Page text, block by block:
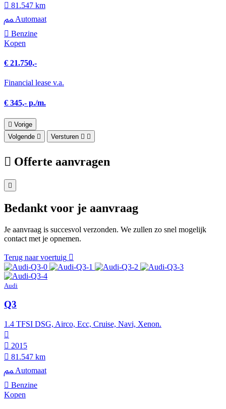
81.547 km
Automaat
Benzine
Kopen
€ 21.750,-
Financial lease v.a.
€ 345,- p./m.
Vorige
Volgende
Versturen
Offerte aanvragen
Bedankt voor je aanvraag
Je aanvraag is succesvol verzonden. We zullen zo snel mogelijk
contact met je opnemen.
Terug naar voertuig
Audi
Q3
1.4 TFSI DSG, Airco, Ecc, Cruise, Navi, Xenon.
2015
81.547 km
Automaat
Benzine
Kopen